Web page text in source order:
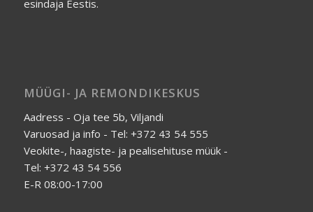
esindaja Eestis.
MÜÜGI- JA REMONDIKESKUS
Aadress - Oja tee 5b, Viljandi
Varuosad ja info - Tel: +372 43 54 555
Veokite-, haagiste- ja pealisehituse müük -
Tel: +372 43 54 556
E-R 08:00-17:00